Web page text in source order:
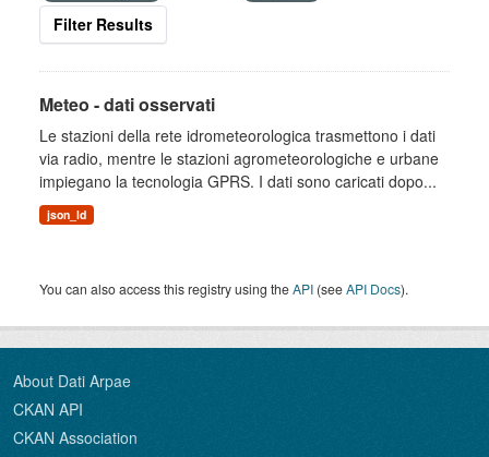
Filter Results
Meteo - dati osservati
Le stazioni della rete idrometeorologica trasmettono i dati
via radio, mentre le stazioni agrometeorologiche e urbane
impiegano la tecnologia GPRS. I dati sono caricati dopo...
json_ld
You can also access this registry using theAPI (seeAPI Docs).
About Dati Arpae
CKAN API
CKAN Association